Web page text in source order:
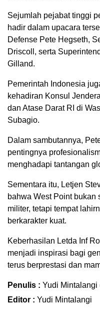
Sejumlah pejabat tinggi
hadir dalam upacara
Defense Pete Hegseth,
Driscoll, serta
Gilland.
Pemerintah Indonesia
kehadiran Konsul
dan Atase Darat RI di
Subagio.
Dalam sambutannya,
pentingnya
menghadapi tantangan
Sementara itu, Letjen
bahwa West Point bukan
militer, tetapi tempat
berkarakter kuat.
Keberhasilan Letda Inf
menjadi inspirasi bagi
terus berprestasi dan
Penulis : Yudi Mintalangi
Editor : Yudi Mintalangi